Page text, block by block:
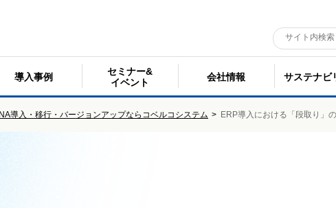
導入事例
セミナー&
イベント
会社情報 サステナビ
導入・移行・バージョンアップならコベルコシステム > ERP導入における「段取り」